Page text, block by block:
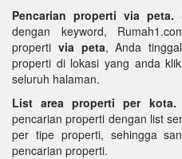
Pencarian properti via peta.
dengan keyword,
properti via peta, Anda
properti di lokasi yang anda
seluruh halaman.
List area properti per kota.
pencarian properti dengan list
per tipe properti, sehingga
pencarian properti.